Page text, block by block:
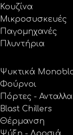
Κουζίνα
Μικροσυσκευές
Παγομηχανές
Πλυντήρια
Ψυκτικά
Φούρνοι
Πόρτες -
Blast Chillers
Θέρμανση